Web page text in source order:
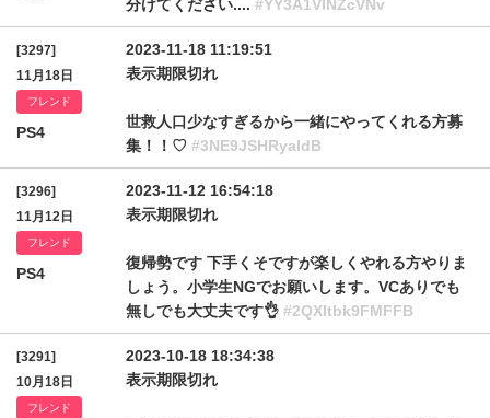
分けてください.... #YY3A1VlNZcVNv
[3297]
11月18日
フレンド
PS4
2023-11-18 11:19:51
表示期限切れ
世救人口少なすぎるから一緒にやってくれる方募
集！！♡ #3NE9JSHRyaldB
[3296]
11月12日
フレンド
PS4
2023-11-12 16:54:18
表示期限切れ
復帰勢です 下手くそですが楽しくやれる方やりま
しょう。小学生NGでお願いします。VCありでも
無しでも大丈夫です👌 #2QXItbk9FMFFB
[3291]
10月18日
フレンド
2023-10-18 18:34:38
表示期限切れ